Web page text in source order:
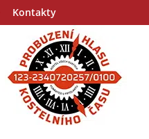
Kontakty